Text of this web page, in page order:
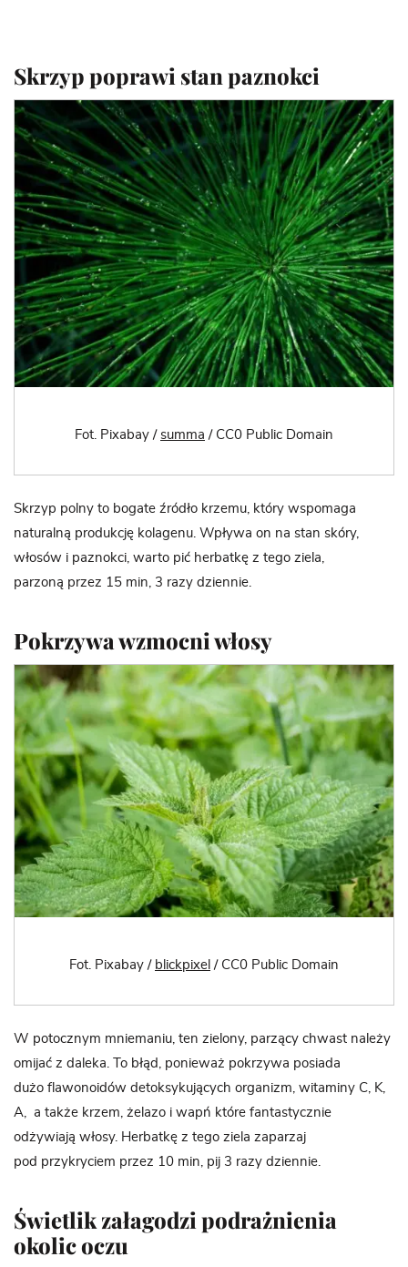
Skrzyp poprawi stan paznokci
Fot. Pixabay / summa / CC0 Public Domain
Skrzyp polny to bogate źródło krzemu, który wspomaga
naturalną produkcję kolagenu. Wpływa on na stan skóry,
włosów i paznokci, warto pić herbatkę z tego ziela,
parzoną przez 15 min, 3 razy dziennie.
Pokrzywa wzmocni włosy
Fot. Pixabay / blickpixel / CC0 Public Domain
W potocznym mniemaniu, ten zielony, parzący chwast należy
omijać z daleka. To błąd, ponieważ pokrzywa posiada
dużo flawonoidów detoksykujących organizm, witaminy C, K,
A, a także krzem, żelazo i wapń które fantastycznie
odżywiają włosy. Herbatkę z tego ziela zaparzaj
pod przykryciem przez 10 min, pij 3 razy dziennie.
Świetlik załagodzi podrażnienia
okolic oczu